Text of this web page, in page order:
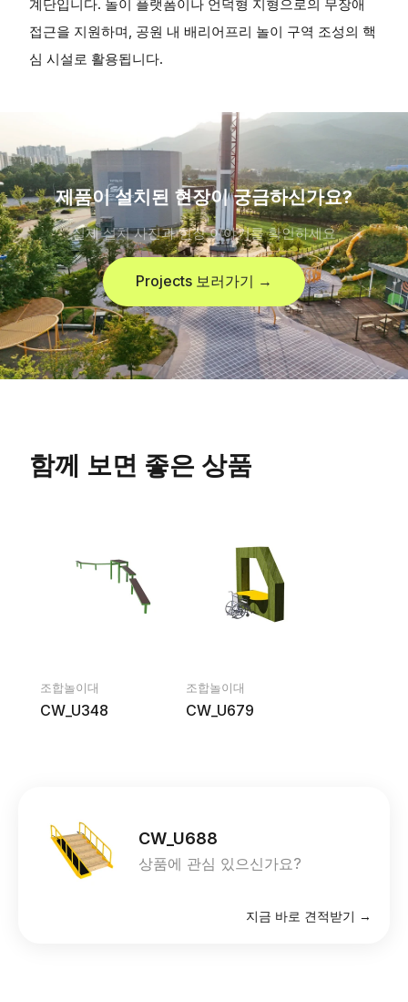
계단입니다. 놀이 플랫폼이나 언덕형 지형으로의 무장애
접근을 지원하며, 공원 내 배리어프리 놀이 구역 조성의 핵
심 시설로 활용됩니다.
제품이 설치된 현장이 궁금하신가요?
실제 설치 사진과 현장 이야기를 확인하세요
Projects 보러가기 →
함께 보면 좋은 상품
조합놀이대
CW_U348
조합놀이대
CW_U679
CW_U688
상품에 관심 있으신가요?
지금 바로 견적받기 →